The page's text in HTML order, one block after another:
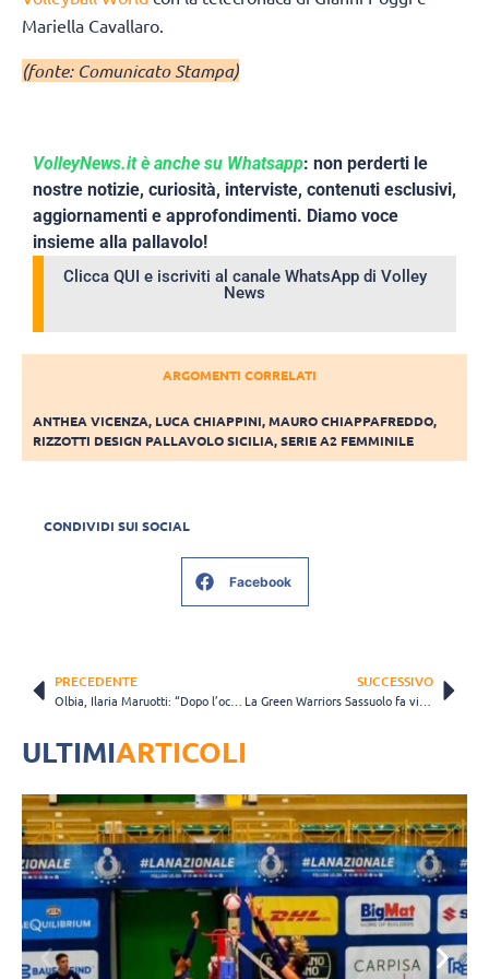
Mariella Cavallaro.
(fonte: Comunicato Stampa)
VolleyNews.it è anche su Whatsapp: non perderti le
nostre notizie, curiosità, interviste, contenuti esclusivi,
aggiornamenti e approfondimenti. Diamo voce
insieme alla pallavolo!
Clicca QUI e iscriviti al canale WhatsApp di Volley
News
ARGOMENTI CORRELATI
ANTHEA VICENZA, LUCA CHIAPPINI,MAURO CHIAPPAFREDDO,
RIZZOTTI DESIGN PALLAVOLO SICILIA,SERIE A2 FEMMINILE
CONDIVIDI SUI SOCIAL
Facebook
PRECEDENTE SUCCESSIVO
ULTIMIARTICOLI